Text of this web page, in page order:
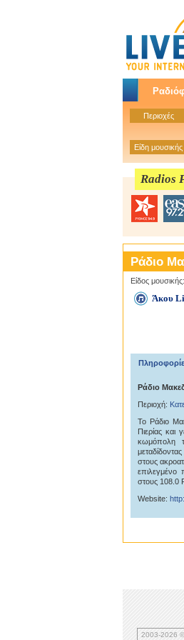
Περιοχές
Είδη μουσικής
Radios
Ράδιο
Είδος μουσικής:
Άκου
Ράδιο
Περιοχή:
Το Ράδιο
Πιερίας και
κωμόπολη
στους
επιλεγμένο
στους 108.0
Website:
2003-2026